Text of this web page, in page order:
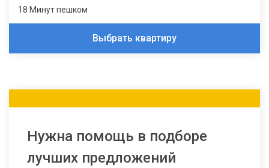
18 Минут пешком
Выбрать квартиру
Нужна помощь в подборе
лучших предложений